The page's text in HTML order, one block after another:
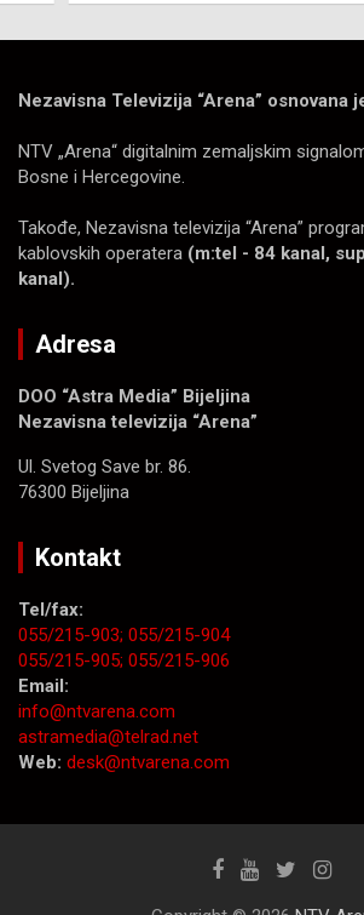
Nezavisna Televizija “Arena” osnovana
NTV „Arena“ digitalnim zemaljskim
Bosne i Hercegovine.
Takođe, Nezavisna televizija “Arena”
kablovskih operatera (m:tel - 84 kanal,
kanal).
Adresa
DOO “Astra Media” Bijeljina
Nezavisna televizija “Arena”
Ul. Svetog Save br. 86.
76300 Bijeljina
Kontakt
Tel/fax:
055/215-903; 055/215-904
055/215-905; 055/215-906
Email:
info@ntvarena.com
astramedia@telrad.net
Web: desk@ntvarena.com